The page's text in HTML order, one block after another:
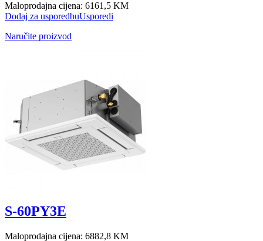
Maloprodajna cijena: 6161,5 KM
Dodaj za usporedbuUsporedi
Naručite proizvod
S-60PY3E
Maloprodajna cijena: 6882,8 KM